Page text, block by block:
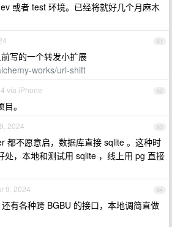
或者 test 环境。已经将就好几个月麻木
61
写的一个转发小扩展
works/url-shift
62
via iPhone
。
63
2024
都不愿意启，数据库直接 sqlite 。这种时
处，本地和测试用 sqlite ，线上用 pg 直接
64
9, 2024
有各种跨 BGBU 的接口，本地调简直做